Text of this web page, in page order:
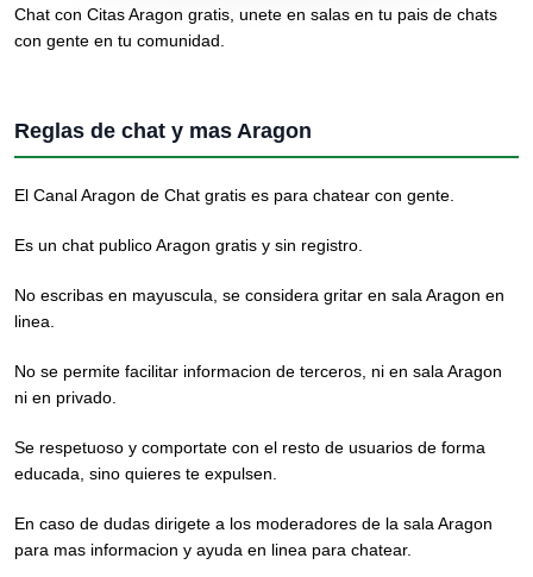
Chat con Citas Aragon gratis, unete en salas en tu pais de chats
con gente en tu comunidad.
Reglas de chat y mas Aragon
El Canal Aragon de Chat gratis es para chatear con gente.
Es un chat publico Aragon gratis y sin registro.
No escribas en mayuscula, se considera gritar en sala Aragon en
linea.
No se permite facilitar informacion de terceros, ni en sala Aragon
ni en privado.
Se respetuoso y comportate con el resto de usuarios de forma
educada, sino quieres te expulsen.
En caso de dudas dirigete a los moderadores de la sala Aragon
para mas informacion y ayuda en linea para chatear.